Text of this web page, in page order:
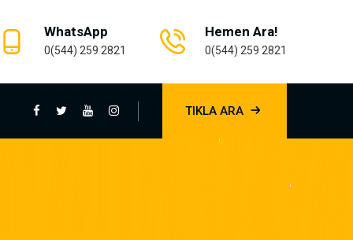
WhatsApp
0(544) 259 2821
Hemen Ara!
0(544) 259 2821
TIKLA ARA